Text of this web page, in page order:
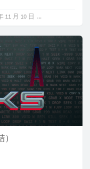
11 月 10 日